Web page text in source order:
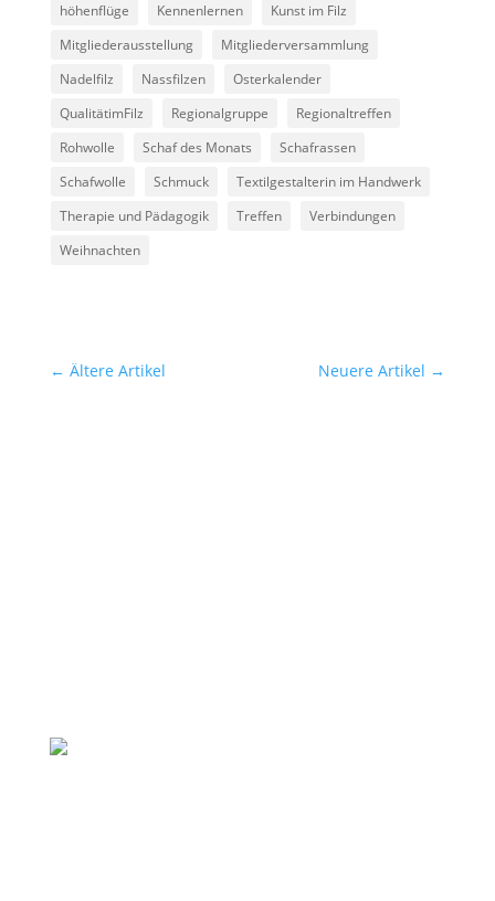
höhenflüge
Kennenlernen
Kunst im Filz
Mitgliederausstellung
Mitgliederversammlung
Nadelfilz
Nassfilzen
Osterkalender
QualitätimFilz
Regionalgruppe
Regionaltreffen
Rohwolle
Schaf des Monats
Schafrassen
Schafwolle
Schmuck
Textilgestalterin im Handwerk
Therapie und Pädagogik
Treffen
Verbindungen
Weihnachten
← Ältere Artikel Neuere Artikel →